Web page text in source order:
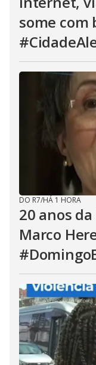
some com
DO R7/HÁ 1 HORA
20 anos
Marco